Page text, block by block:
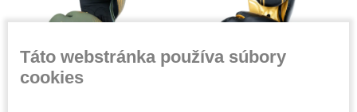
Táto webstránka používa súbory
cookies